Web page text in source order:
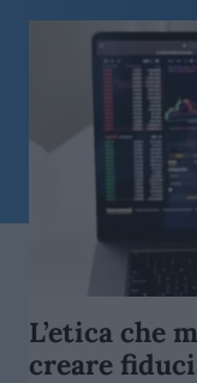
L’etica che
creare